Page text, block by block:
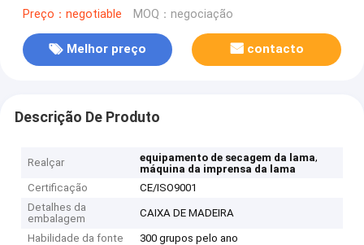
esgoto
Preço：negotiable MOQ：negociação
Melhor preço contacto
Descrição De Produto
Realçar equipamento de secagem da lama,
máquina da imprensa da lama
Certificação
CE/ISO9001
Detalhes da
embalagem
CAIXA DE MADEIRA
Habilidade da fonte
300 grupos pelo ano